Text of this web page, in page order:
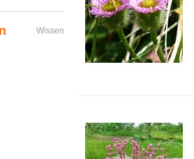
Wissen